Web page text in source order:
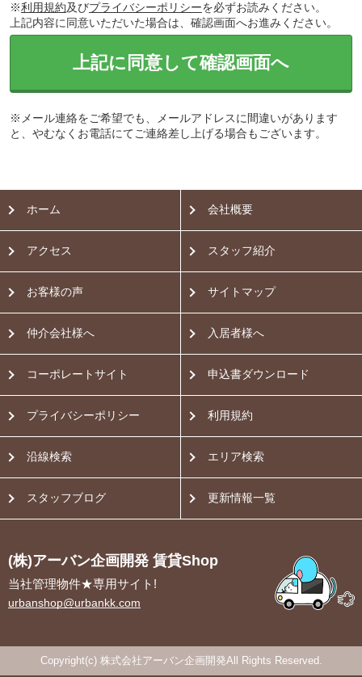
※利用規約及びプライバシーポリシーを必ずお読みください。
上記内容に同意いただいた場合は、確認画面へお進みください。
上記に同意して確認画面へ
※メール連絡をご希望でも、メールアドレスに間違いがあります
と、やむなくお電話にてご連絡差し上げる場合もございます。
ホーム 会社概要
アクセス スタッフ紹介
お客様の声 サイトマップ
仲介会社様へ 入居者様へ
コーポレートサイト 申込書ダウンロード
プライバシーポリシー 利用規約
沿線検索 エリア検索
スタッフブログ 更新情報一覧
(株)アーバン企画開発 賃貸Shop
当社管理物件★専用サイト!
urbanshop@urbankk.com
Copyright(c) 株式会社アーバン企画開発All Rights Reserved.